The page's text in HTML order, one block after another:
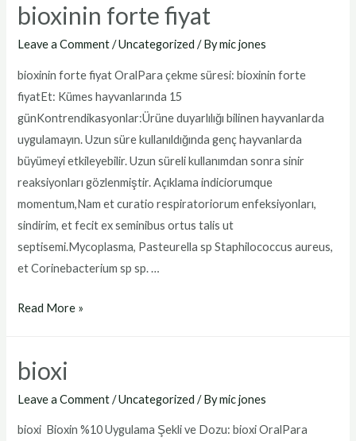
yer
yüzey
bioxinin forte fiyat
Leave a Comment /Uncategorized / Bymic jones
bioxinin forte fiyat OralPara çekme süresi: bioxinin forte
fiyatEt: Kümes hayvanlarında 15
günKontrendikasyonlar:Ürüne duyarlılığı bilinen hayvanlarda
uygulamayın. Uzun süre kullanıldığında genç hayvanlarda
büyümeyi etkileyebilir. Uzun süreli kullanımdan sonra sinir
reaksiyonları gözlenmiştir. Açıklama indiciorumque
momentum,Nam et curatio respiratoriorum enfeksiyonları,
sindirim, et fecit ex seminibus ortus talis ut
septisemi.Mycoplasma, Pasteurella sp Staphilococcus aureus,
et Corinebacterium sp sp. …
bioxinin
Read More »
bioxi
Leave a Comment /Uncategorized / Bymic jones
bioxi Bioxin %10 Uygulama Şekli ve Dozu: bioxi OralPara